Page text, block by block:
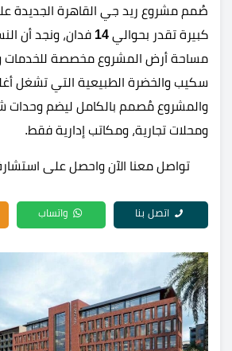
صُمم مشروع ريد جي القاهرة الجديدة
كبيرة تقدر بحوالي 14 فدان، ونجد أن
مساحة أرض المشروع مخصصة للخدمات
سكيب والخضرة الطبيعية التي تشغل
والمشروع مُصمم بالكامل ليضم وحدات
ومحلات تجارية، ومكاتب إدارية فقط.
تواصل معنا الآن واحصل على
اتصل بنا واتساب